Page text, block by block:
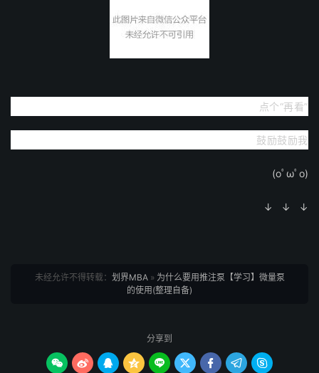
点个“再看”
鼓励鼓励我
(oﾟωﾟo)
↓ ↓ ↓
未经允许不得转载： 划界MBA» 为什么要用推注泵【学习】微量泵
的使用(整理自备)
分享到
        